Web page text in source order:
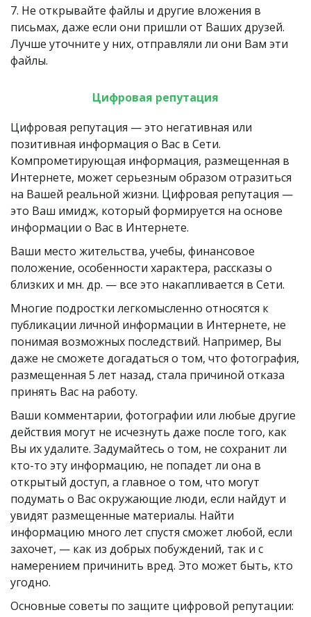
7. Не открывайте файлы и другие вложения в
письмах, даже если они пришли от Ваших друзей.
Лучше уточните у них, отправляли ли они Вам эти
файлы.
Цифровая репутация
Цифровая репутация — это негативная или
позитивная информация о Вас в Сети.
Компрометирующая информация, размещенная в
Интернете, может серьезным образом отразиться
на Вашей реальной жизни. Цифровая репутация —
это Ваш имидж, который формируется на основе
информации о Вас в Интернете.
Ваши место жительства, учебы, финансовое
положение, особенности характера, рассказы о
близких и мн. др. — все это накапливается в Сети.
Многие подростки легкомысленно относятся к
публикации личной информации в Интернете, не
понимая возможных последствий. Например, Вы
даже не сможете догадаться о том, что фотография,
размещенная 5 лет назад, стала причиной отказа
принять Вас на работу.
Ваши комментарии, фотографии или любые другие
действия могут не исчезнуть даже после того, как
Вы их удалите. Задумайтесь о том, не сохранит ли
кто-то эту информацию, не попадет ли она в
открытый доступ, а главное о том, что могут
подумать о Вас окружающие люди, если найдут и
увидят размещенные материалы. Найти
информацию много лет спустя сможет любой, если
захочет, — как из добрых побуждений, так и с
намерением причинить вред. Это может быть, кто
угодно.
Основные советы по защите цифровой репутации: